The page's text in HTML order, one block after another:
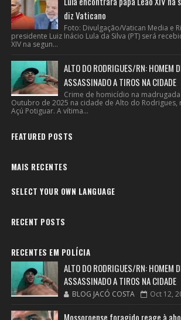
diz Vaticano
Foto: Divulgação/Vatican Media e
presidente Luiz Inácio Lula da Silva (PT) será
XIV na segun...
ALTO DO RODRIGUES/RN: HOMEM
ASSASSINADO A TIROS NA CIDADE
Crime de homicídio na
Outubro de 2025 na cidade de Alto do Rodrigues,
Açú Potiguar. A vítima...
FEATURED POSTS
MAIS RECENTES
SELECT YOUR OWN LANGUAGE
RECENT POSTS
RECENTES EM POLÍCIA
ALTO DO RODRIGUES/RN: HOMEM
ASSASSINADO A TIROS NA CIDADE
BLOG JACÓ COSTA Oct 12,
Mossoroense foragido reage à